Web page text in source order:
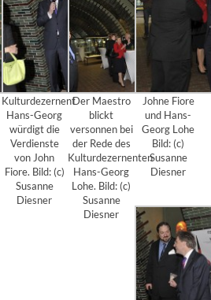
Kulturdezernent
Hans-Georg
würdigt die
Verdienste
von John
Fiore. Bild: (c)
Susanne
Diesner
Der Maestro
blickt
versonnen bei
der Rede des
Kulturdezernenten
Hans-Georg
Lohe. Bild: (c)
Susanne
Diesner
Johne Fiore
und Hans-
Georg Lohe
Bild: (c)
Susanne
Diesner